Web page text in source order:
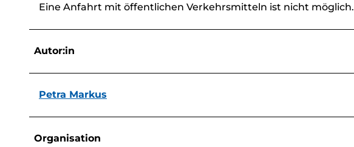
Eine Anfahrt mit öffentlichen Verkehrsmitteln ist nicht möglich.
Autor:in
Petra Markus
Organisation